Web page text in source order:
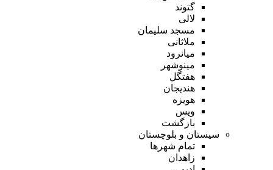
گتوند
لالی
مسجد سلیمان
ملاثانی
میانرود
مینوشهر
هفتگل
هندیجان
هویزه
ویس
بازگشت
سیستان و بلوچستان
تمام شهر‌ها
زاهدان